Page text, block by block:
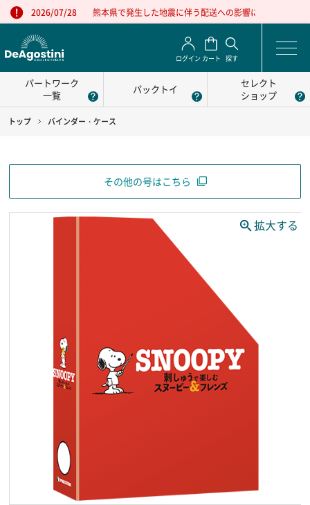
2026/07/28 熊本県で発生した地震に伴う配送への影響について
ログイン カート 探す
パートワーク
一覧
パックトイ
セレクト
ショップ
トップ バインダー・ケース
その他の号はこちら